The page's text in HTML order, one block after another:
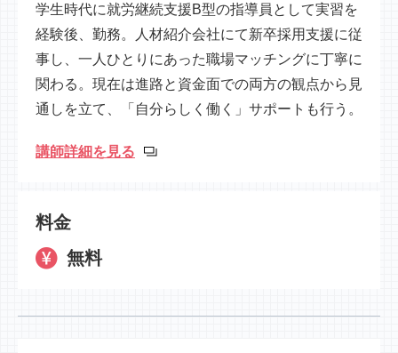
学生時代に就労継続支援B型の指導員として実習を
経験後、勤務。人材紹介会社にて新卒採用支援に従
事し、一人ひとりにあった職場マッチングに丁寧に
関わる。現在は進路と資金面での両方の観点から見
通しを立て、「自分らしく働く」サポートも行う。
講師詳細を見る
料金
無料